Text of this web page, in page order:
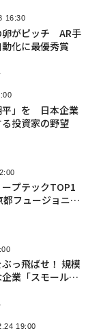
16:30
卵がピッチ AR手
化に最優秀賞
平」を 日本企業
投資家の野望
プテックTOP1
フュージョニア
っ飛ばせ！ 規模
業「スモール・
19:00